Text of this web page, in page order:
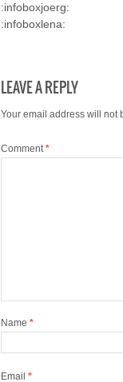
:infoboxjoerg:
:infoboxlena:
LEAVE A REPLY
Your email address will not
Comment*
Name *
Email *